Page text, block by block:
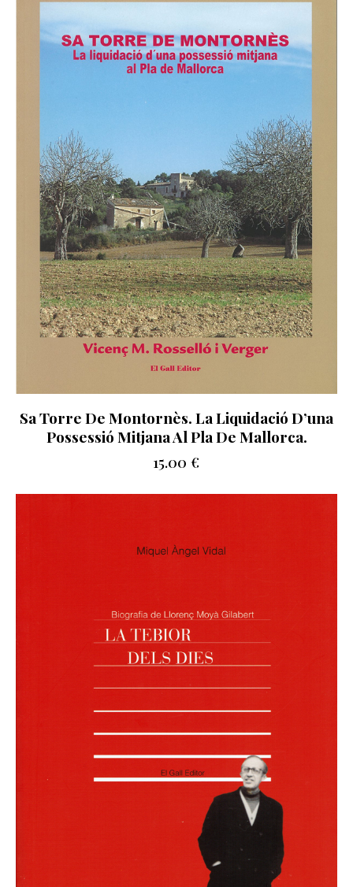
Sa Torre De Montornès. La Liquidació D’una
Possessió Mitjana Al Pla De Mallorca.
15.00 €